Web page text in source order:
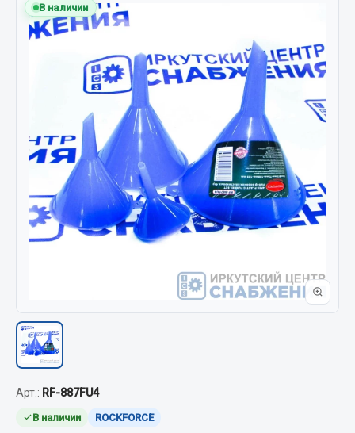
ЦЕПИ РОССИЯ
ЦЕПИ BOHU (Китай)
Изготовление цепей на колеса BOHU
Весь раздел
Отопители салона, подогреватели
Автономные воздушные отопители
Жидкостные подогреватели
Автотовары
Автозвук
Автокаталоги
В наличии
Арт.: RF-887FU4
В наличии ROCKFORCE